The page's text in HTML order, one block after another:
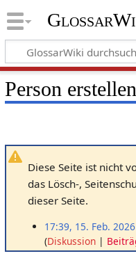
Person
Diese Seite ist nicht
das Lösch-,
dieser Seite.
17:39, 15. Feb. 2026
Diskussion